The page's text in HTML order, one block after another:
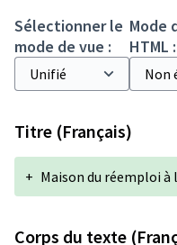
Sélectionner le
mode de vue :
Mode
HTML :
Titre (Français)
+ Maison du réemploi
Corps du texte